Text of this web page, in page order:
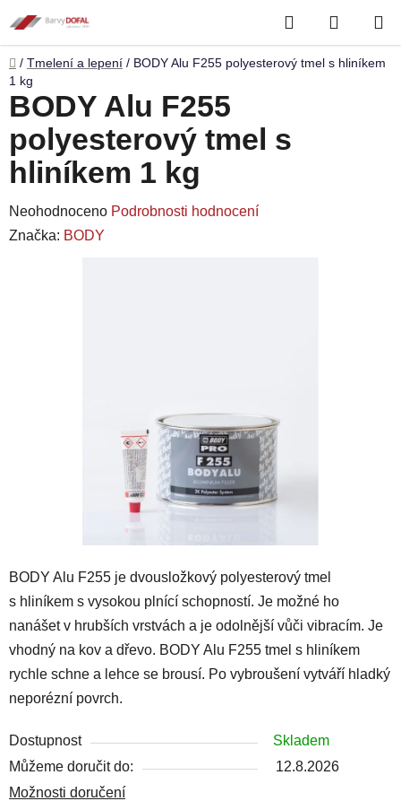
na
obsah
Hledat
KOŠÍK
Domů
/ Tmelení a lepení / BODY Alu F255 polyesterový tmel s hliníkem
1 kg
BODY Alu F255 je dvousložkový polyesterový tmel
s hliníkem s vysokou plnící schopností. Je možné ho
nanášet v hrubších vrstvách a je odolnější vůči vibracím. Je
vhodný na kov a dřevo. BODY Alu F255 tmel s hliníkem
rychle schne a lehce se brousí. Po vybroušení vytváří hladký
neporézní povrch.
Dostupnost
Skladem
Můžeme doručit do:
12.8.2026
Možnosti doručení
BODY Alu F255
polyesterový tmel s
hliníkem 1 kg
Průměrné
hodnocení
Neohodnoceno Podrobnosti hodnocení
Značka: BODY